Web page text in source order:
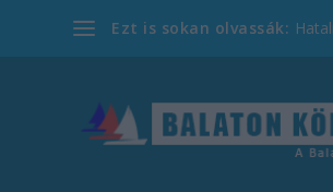
Ezt is sokan olvassák: